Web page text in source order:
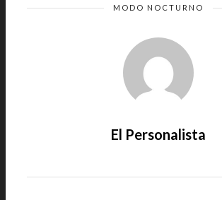
MODO NOCTURNO
El Personalista